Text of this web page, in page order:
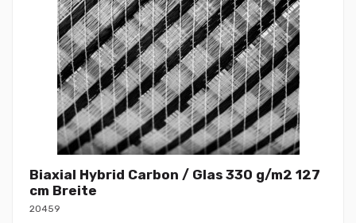
Biaxial Hybrid Carbon / Glas 330 g/m2 127
cm Breite
20459